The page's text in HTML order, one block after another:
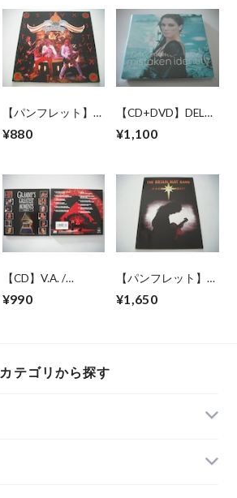
【パンフレット】
STYX / 1982 JAPAN
TOUR
¥880
【CD+DVD】DELTA
GOODREM /
MISTAKEN
¥1,100
【CD】V.A. /
GRAMMY'S
GREATEST
¥990
【パンフレット】
BRIAN MAY BAND
(QUEEN) / BACK TO
¥1,650
カテゴリから探す